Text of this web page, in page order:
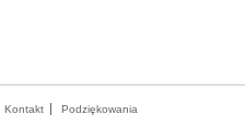
Kontakt Podziękowania